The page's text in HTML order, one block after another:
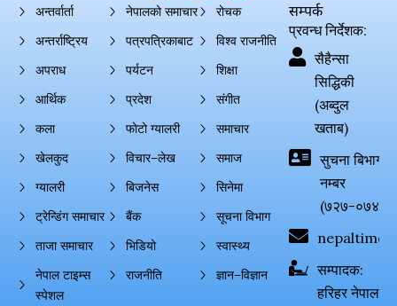
अन्तर्वार्ता
अन्तर्राष्ट्रिय
अपराध
आर्थिक
कला
खेलकुद
ग्यालरी
ट्रेन्डिंग समाचार
ताजा समाचार
नेपाल टाइम्स
स्पेशल
नेपालको समाचार
पत्रपत्रिकाबाट
पर्यटन
प्रदेश
फोटो ग्यालरी
विचार–लेख
बिजनेस
बैंक
भिडियो
राजनीति
रोचक
विश्व राजनीति
शिक्षा
संगीत
समाचार
समाज
सिनेमा
सूचना विभाग
स्वास्थ्य
ज्ञान–विज्ञान
सम्पर्क
प्रवन्ध निर्देशक:
सैहैन्सा
सिद्धिकी
(अब्दुल
खताब)
सुचना बिभाग
नम्बर
(७२७-०७४-
सम्पादक:
हरिहर नेपाल